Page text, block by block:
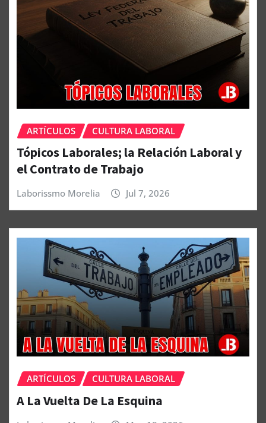
ARTÍCULOS CULTURA LABORAL
Tópicos Laborales; la Relación Laboral y
el Contrato de Trabajo
Laborissmo Morelia Jul 7, 2026
ARTÍCULOS CULTURA LABORAL
A La Vuelta De La Esquina